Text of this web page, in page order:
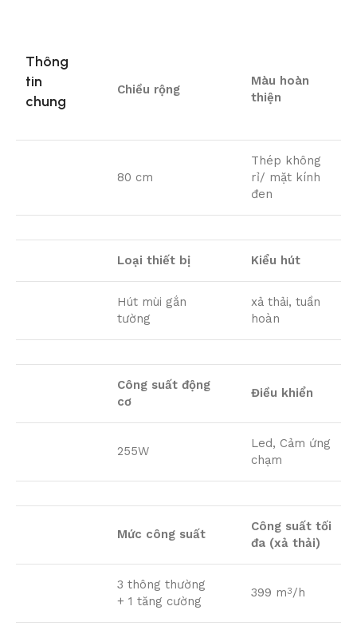
Thông
tin
chung
Chiều rộng
Màu hoàn
thiện
80 cm
Thép không
rỉ/ mặt kính
đen
Loại thiết bị Kiểu hút
Hút mùi gắn
tường
xả thải, tuần
hoàn
Công suất động
cơ
Điều khiển
255W
Led, Cảm ứng
chạm
Mức công suất
Công suất tối
đa (xả thải)
3 thông thường
+ 1 tăng cường
399 m3/h